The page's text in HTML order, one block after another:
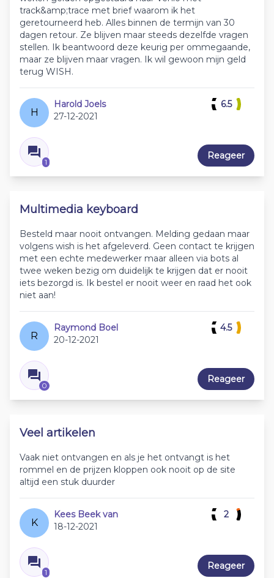
track&amp;trace met brief waarom ik het
geretourneerd heb. Alles binnen de termijn van 30
dagen retour. Ze blijven maar steeds dezelfde vragen
stellen. Ik beantwoord deze keurig per ommegaande,
maar ze blijven maar vragen. Ik wil gewoon mijn geld
terug WISH.
H
Harold Joels
27-12-2021
1
6.5
Reageer
Multimedia keyboard
Besteld maar nooit ontvangen. Melding gedaan maar
volgens wish is het afgeleverd. Geen contact te krijgen
met een echte medewerker maar alleen via bots al
twee weken bezig om duidelijk te krijgen dat er nooit
iets bezorgd is. Ik bestel er nooit weer en raad het ook
niet aan!
R
Raymond Boel
20-12-2021
0
4.5
Reageer
Veel artikelen
Vaak niet ontvangen en als je het ontvangt is het
rommel en de prijzen kloppen ook nooit op de site
altijd een stuk duurder
K
Kees Beek van
18-12-2021
1
2
Reageer